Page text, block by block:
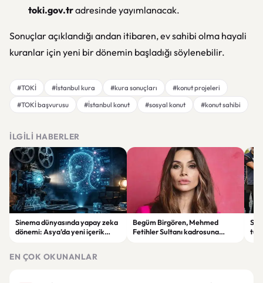
toki.gov.tradresinde yayımlanacak.
Sonuçlar açıklandığı andan itibaren, ev sahibi olma hayali
kuranlar için yeni bir dönemin başladığı söylenebilir.
#TOKİ #İstanbul kura #kura sonuçları
#konut projeleri
#TOKİ başvurusu
#İstanbul konut #sosyal konut #konut sahibi
İLGILI HABERLER
Sinema dünyasında yapay zeka
dönemi: Asya’da yeni içerik
Begüm Birgören, Mehmed
Fetihler Sultanı kadrosuna
EN ÇOK OKUNANLAR